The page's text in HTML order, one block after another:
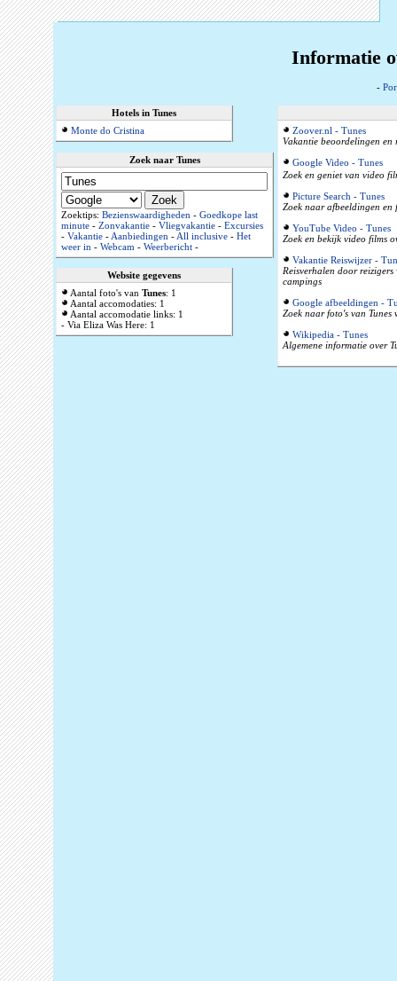
Informatie
-
Hotels in Tunes
Monte do Cristina
Zoek naar Tunes
Zoektips: Bezienswaardigheden - Goedkope last
minute - Zonvakantie - Vliegvakantie - Excursies
- Vakantie -Aanbiedingen -All inclusive - Het
weer in - Webcam - Weerbericht -
Website gegevens
Aantal foto's van Tunes: 1
Aantal accomodaties: 1
Aantal accomodatie links: 1
- Via Eliza Was Here: 1
Zoover.nl - Tunes
Vakantie beoordelingen en
Google Video - Tunes
Zoek en geniet van video
Picture Search - Tunes
Zoek naar afbeeldingen en
YouTube Video - Tunes
Zoek en bekijk video films
Vakantie Reiswijzer -
Reisverhalen door
campings
Google afbeeldingen -
Zoek naar foto's van
Wikipedia - Tunes
Algemene informatie over